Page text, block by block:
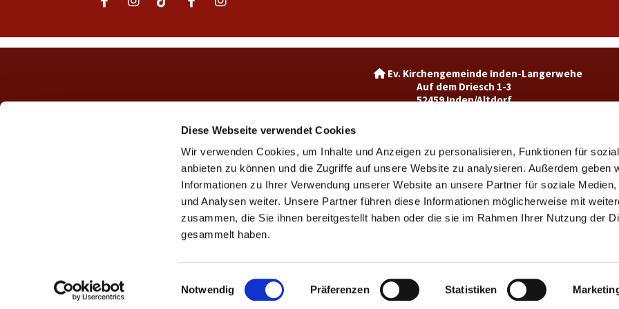
Diese Webseite verwendet Cookies
Wir verwenden Cookies, um Inhalte und Anzeigen zu personalisieren, Funktionen für
anbieten zu können und die Zugriffe auf unsere Website zu analysieren. Außerdem geben
Informationen zu Ihrer Verwendung unserer Website an unsere Partner für soziale Medien,
und Analysen weiter. Unsere Partner führen diese Informationen möglicherweise mit
zusammen, die Sie ihnen bereitgestellt haben oder die sie im Rahmen Ihrer Nutzung der
gesammelt haben.
i
Notwendig Präferenzen Statistiken
Ev. Kirchengemeinde Inden-
Auf dem Driesch 1-3
52459 Inden/Altdorf
Ev. Kirchengemeinde Weisweiler-Dürwiß
Burgweg 7
52249 Eschweiler
weisweiler@ekir.de
02403 / 65265